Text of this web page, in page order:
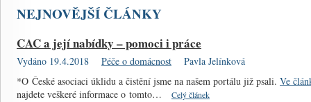
NEJNOVĚJŠÍ ČLÁNKY
CAC a její nabídky – pomoci i práce
Vydáno 19.4.2018 Péče o domácnost
Pavla Jelínková
*O České asociaci úklidu a čistění jsme na našem portálu již psali. Ve
najdete veškeré informace o tomto…
Celý článek